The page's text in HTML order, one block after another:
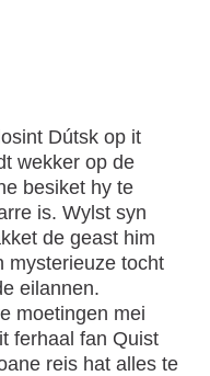
Dútsk op it
wekker op de
besiket hy te
is. Wylst syn
de geast him
mysterieuze tocht
eilannen.
moetingen mei
ferhaal fan Quist
reis hat alles te